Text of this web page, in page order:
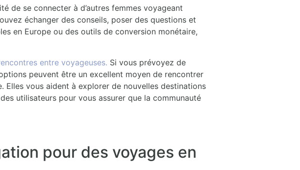
de se connecter à d’autres femmes voyageant
échanger des conseils, poser des questions et
en Europe ou des outils de conversion monétaire,
entre voyageuses. Si vous prévoyez de
peuvent être un excellent moyen de rencontrer
vous aident à explorer de nouvelles destinations
utilisateurs pour vous assurer que la communauté
pour des voyages en